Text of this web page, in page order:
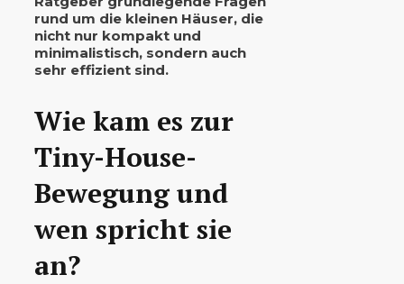
rund um die kleinen Häuser, die
nicht nur kompakt und
minimalistisch, sondern auch
sehr effizient sind.
Wie kam es zur
Tiny-House-
Bewegung und
wen spricht sie
an?